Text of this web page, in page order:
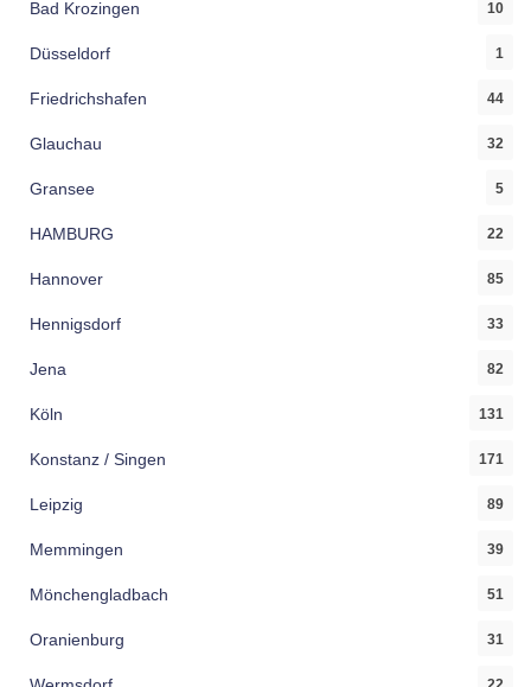
Bad Krozingen 10
Düsseldorf 1
Friedrichshafen 44
Glauchau 32
Gransee 5
HAMBURG 22
Hannover 85
Hennigsdorf 33
Jena 82
Köln 131
Konstanz / Singen 171
Leipzig 89
Memmingen 39
Mönchengladbach 51
Oranienburg 31